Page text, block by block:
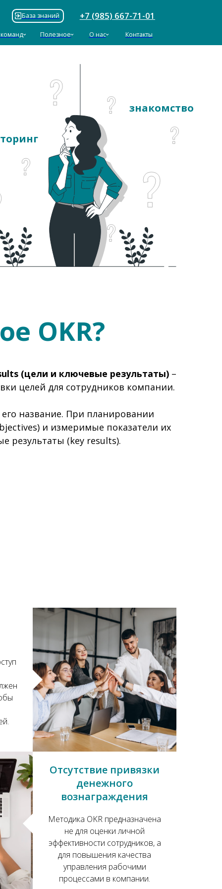
О нас
+7 (985) 667-71-01
знакомство
OKR?
(цели и ключевые результаты) –
целей для сотрудников компании.
название. При планировании
и измеримые показатели их
результаты (key results).
Отсутствие привязки
денежного
вознаграждения
Методика OKR предназначена
не для оценки личной
эффективности сотрудников, а
для повышения качества
управления рабочими
процессами в компании.